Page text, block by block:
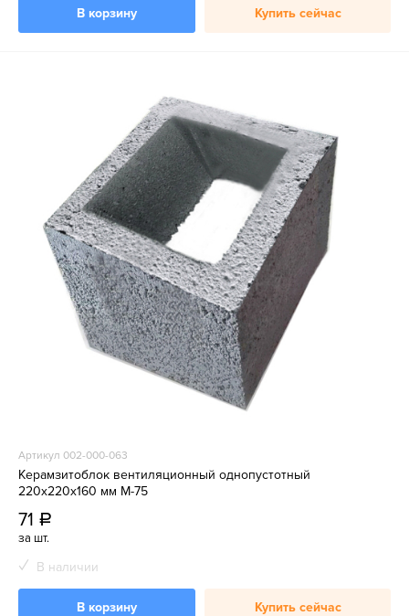
В корзину Купить сейчас
Артикул 002-000-063
Керамзитоблок вентиляционный однопустотный
220х220х160 мм М-75
71 a
за шт.
В наличии
В корзину Купить сейчас